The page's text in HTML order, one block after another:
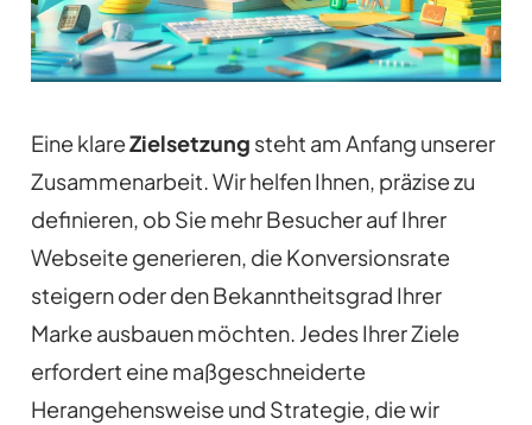
Eine klareZielsetzung steht am Anfang unserer
Zusammenarbeit. Wir helfen Ihnen, präzise zu
definieren, ob Sie mehr Besucher auf Ihrer
Webseite generieren, die Konversionsrate
steigern oder den Bekanntheitsgrad Ihrer
Marke ausbauen möchten. Jedes Ihrer Ziele
erfordert eine maßgeschneiderte
Herangehensweise und Strategie, die wir